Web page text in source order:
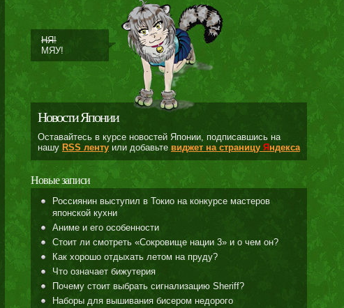
НЯ!
МЯУ!
Новости Японии
Оставайтесь в курсе новостей Японии, подписавшись на
нашу RSS лентуили добавьте виджет на страницу Яндекса
Новые записи
Россиянин выступил в Токио на конкурсе мастеров
японской кухни
Аниме и его особенности
Стоит ли смотреть «Сокровище нации 3» и о чем он?
Как хорошо отдыхать летом на пруду?
Что означает бижутерия
Почему стоит выбрать сигнализацию Sheriff?
Наборы для вышивания бисером недорого